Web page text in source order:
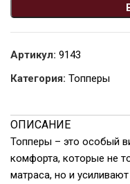
Артикул: 9143
Категория: Топперы
ОПИСАНИЕ
Топперы – это особый
комфорта, которые не
матраса, но и